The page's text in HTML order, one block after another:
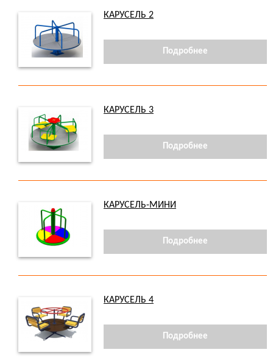
КАРУСЕЛЬ 2
Подробнее
КАРУСЕЛЬ 3
Подробнее
КАРУСЕЛЬ-МИНИ
Подробнее
КАРУСЕЛЬ 4
Подробнее